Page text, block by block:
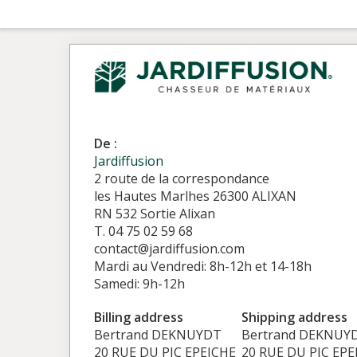
De :
Jardiffusion
2 route de la correspondance
les Hautes Marlhes 26300 ALIXAN
RN 532 Sortie Alixan
T. 04 75 02 59 68
contact@jardiffusion.com
Mardi au Vendredi: 8h-12h et 14-18h
Samedi: 9h-12h
Billing address
Bertrand DEKNUYDT
20 RUE DU PIC EPEICHE
Shipping address
Bertrand
20 RUE DU PIC